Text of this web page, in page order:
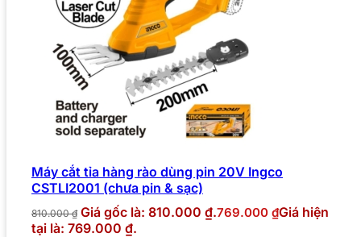
Máy cắt tỉa hàng rào dùng pin 20V Ingco
CSTLI2001 (chưa pin & sạc)
810.000₫ Giá gốc là: 810.000 ₫.769.000 ₫Giá hiện
tại là: 769.000 ₫.